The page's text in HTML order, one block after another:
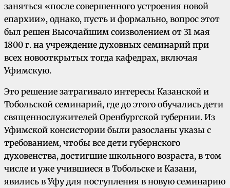
заняться «после совершенного устроения новой
епархии», однако, пусть и формально, вопрос этот
был решен Высочайшим соизволением от 31 мая
1800 г. на учреждение духовных семинарий при
всех новооткрытых тогда кафедрах, включая
Уфимскую.
Это решение затрагивало интересы Казанской и
Тобольской семинарий, где до этого обучались дети
священнослужителей Оренбургской губернии. Из
Уфимской консистории были разосланы указы с
требованием, чтобы все дети губернского
духовенства, достигшие школьного возраста, в том
числе и уже учившиеся в Тобольске и Казани,
явились в Уфу для поступления в новую семинарию